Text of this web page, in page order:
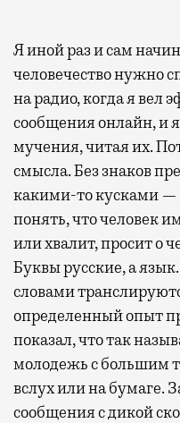
Я иной раз и сам
человечество нужно
на радио, когда я вел
сообщения онлайн, и
мучения, читая их.
смысла. Без знаков
какими-то кусками
понять, что человек
или хвалит, просит о
Буквы русские, а
словами
определенный опыт
показал, что так
молодежь с большим
вслух или на бумаге.
сообщения с дикой